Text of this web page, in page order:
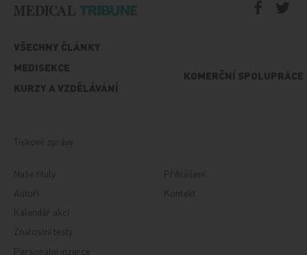
VŠECHNY ČLÁNKY
MEDISEKCE
KURZY A VZDĚLÁVÁNÍ
KOMERČNÍ SPOLUPRÁCE
Tiskové zprávy
Naše tituly
Autoři
Kalendář akcí
Znalostní testy
Personální inzerce
Přihlášení
Kontakt